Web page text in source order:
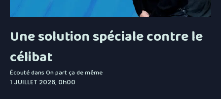
Une solution spéciale contre le
célibat
Écouté dansOn part ça de même
1 JUILLET 2026, 0h00